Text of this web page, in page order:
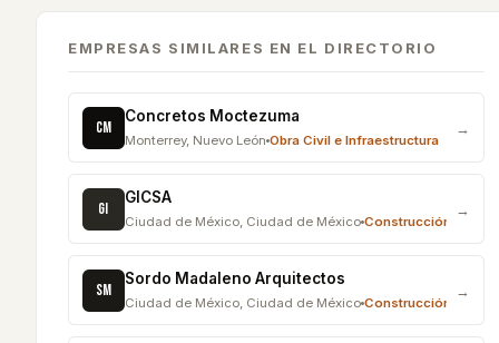
EMPRESAS SIMILARES EN EL DIRECTORIO
CM
Concretos Moctezuma
Monterrey, Nuevo León Obra Civil e Infraestructura
→
GI
GICSA
Ciudad de México, Ciudad de México Construcción
→
SM
Sordo Madaleno Arquitectos
Ciudad de México, Ciudad de México Construcción
→